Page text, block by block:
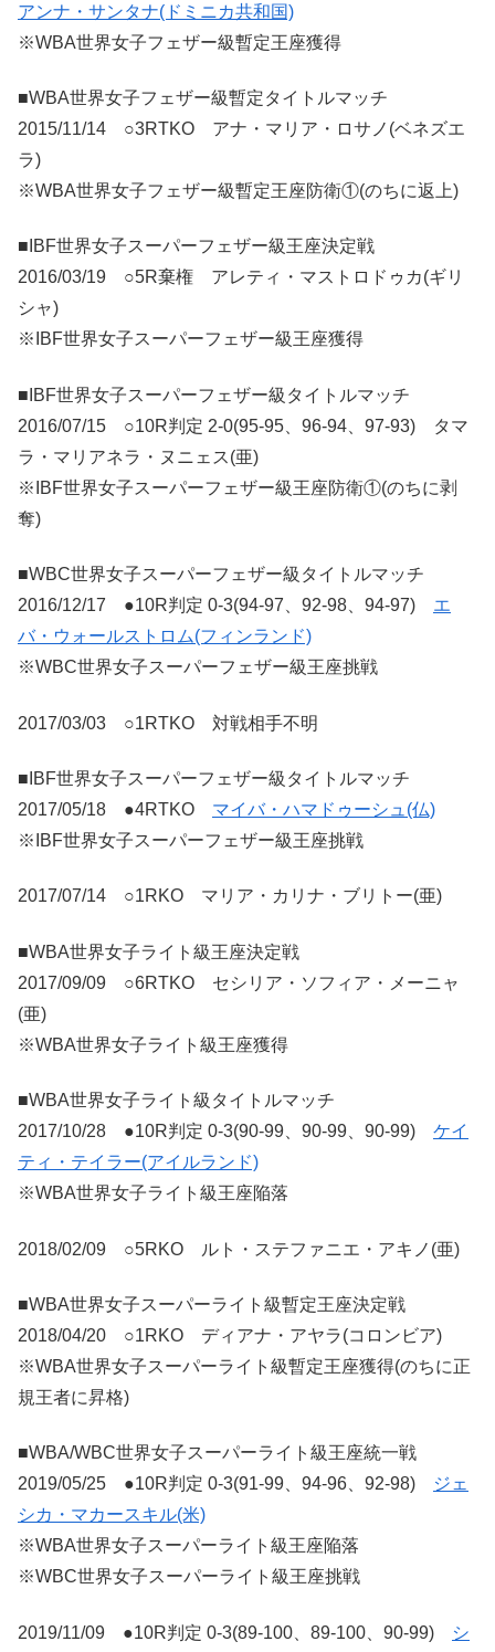
アンナ・サンタナ(ドミニカ共和国)
※WBA世界女子フェザー級暫定王座獲得
■WBA世界女子フェザー級暫定タイトルマッチ
2015/11/14 ○3RTKO アナ・マリア・ロサノ(ベネズエ
ラ)
※WBA世界女子フェザー級暫定王座防衛①(のちに返上)
■IBF世界女子スーパーフェザー級王座決定戦
2016/03/19 ○5R棄権 アレティ・マストロドゥカ(ギリ
シャ)
※IBF世界女子スーパーフェザー級王座獲得
■IBF世界女子スーパーフェザー級タイトルマッチ
2016/07/15 ○10R判定 2-0(95-95、96-94、97-93) タマ
ラ・マリアネラ・ヌニェス(亜)
※IBF世界女子スーパーフェザー級王座防衛①(のちに剥
奪)
■WBC世界女子スーパーフェザー級タイトルマッチ
2016/12/17 ●10R判定 0-3(94-97、92-98、94-97) エ
バ・ウォールストロム(フィンランド)
※WBC世界女子スーパーフェザー級王座挑戦
2017/03/03 ○1RTKO 対戦相手不明
■IBF世界女子スーパーフェザー級タイトルマッチ
2017/05/18 ●4RTKO マイバ・ハマドゥーシュ(仏)
※IBF世界女子スーパーフェザー級王座挑戦
2017/07/14 ○1RKO マリア・カリナ・ブリトー(亜)
■WBA世界女子ライト級王座決定戦
2017/09/09 ○6RTKO セシリア・ソフィア・メーニャ
(亜)
※WBA世界女子ライト級王座獲得
■WBA世界女子ライト級タイトルマッチ
2017/10/28 ●10R判定 0-3(90-99、90-99、90-99) ケイ
ティ・テイラー(アイルランド)
※WBA世界女子ライト級王座陥落
2018/02/09 ○5RKO ルト・ステファニエ・アキノ(亜)
■WBA世界女子スーパーライト級暫定王座決定戦
2018/04/20 ○1RKO ディアナ・アヤラ(コロンビア)
※WBA世界女子スーパーライト級暫定王座獲得(のちに正
規王者に昇格)
■WBA/WBC世界女子スーパーライト級王座統一戦
2019/05/25 ●10R判定 0-3(91-99、94-96、92-98)
ジェ
シカ・マカースキル(米)
※WBA世界女子スーパーライト級王座陥落
※WBC世界女子スーパーライト級王座挑戦
2019/11/09 ●10R判定 0-3(89-100、89-100、90-99)
シ